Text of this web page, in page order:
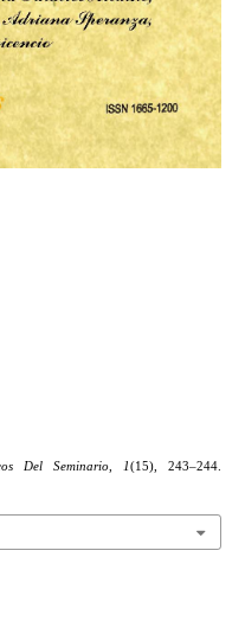
Del Seminario 1(15), 243–244.